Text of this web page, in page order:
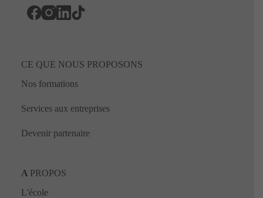
CE QUE NOUS PROPOSONS
Nos formations
Services aux entreprises
Devenir partenaire
A PROPOS
L'école